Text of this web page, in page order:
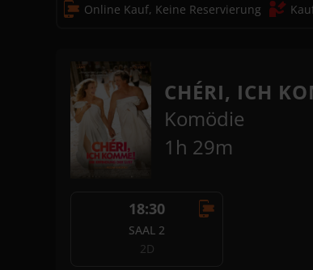
Online Kauf, Keine Reservierung
CHÉRI, ICH
Komödie
1h 29m
18:30
SAAL 2
2D